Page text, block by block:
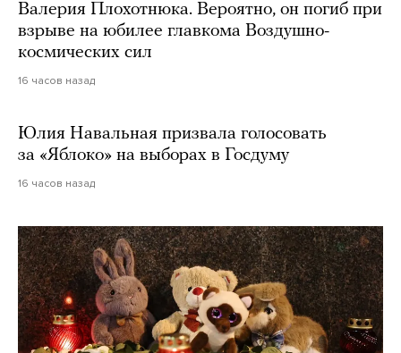
Валерия Плохотнюка. Вероятно, он погиб при
взрыве на юбилее главкома Воздушно-
космических сил
16 часов назад
Юлия Навальная призвала голосовать
за «Яблоко» на выборах в Госдуму
16 часов назад